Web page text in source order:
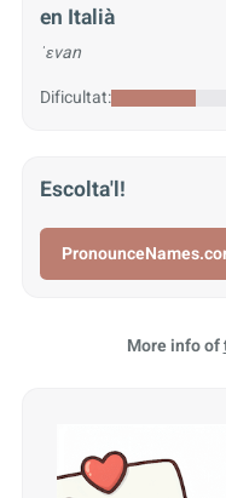
en Italià
ˈɛvan
Dificultat:
Escolta'l!
More info of